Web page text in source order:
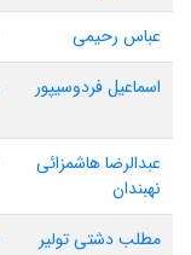
عباس رحیمی
اسماعیل فردوسیپور
عبدالرضا هاشمزائی
نهبندان
مطلب دشتی تولیر